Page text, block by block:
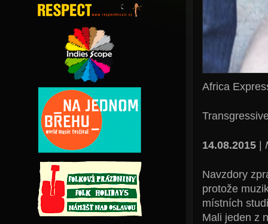
Africa
14.08.2015|
Navzdory
protože
místních
Mali jeden z